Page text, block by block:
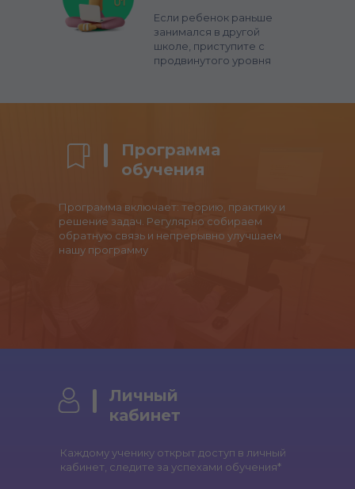
Если ребенок раньше
занимался в другой
школе, приступите с
продвинутого уровня
Программа
обучения
Программа включает: теорию, практику и
решение задач. Регулярно собираем
обратную связь и непрерывно улучшаем
нашу программу
Личный
кабинет
Каждому ученику открыт доступ в личный
кабинет, следите за успехами обучения*